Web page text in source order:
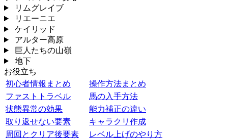
リムグレイブ
リエーニエ
ケイリッド
アルター高原
巨人たちの山嶺
地下
お役立ち
初心者情報まとめ
操作方法まとめ
ファストトラベル
馬の入手方法
状態異常の効果
能力補正の違い
取り返せない要素
キャラクリ作成
周回とクリア後要素
レベル上げのやり方